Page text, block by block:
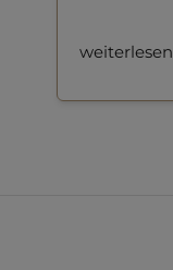
weiterlesen